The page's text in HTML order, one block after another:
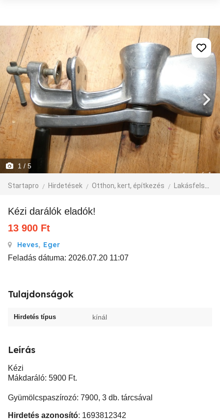
1 / 5
Startapro Hirdetések Otthon, kert, építkezés Lakásfelszerelés
Kézi darálók eladók!
13 900 Ft
Heves, Eger
Feladás dátuma: 2026.07.20 11:07
Tulajdonságok
Hirdetés típus kínál
Leírás
Kézi
Mákdaráló: 5900 Ft.
Gyümölcspaszírozó: 7900, 3 db. tárcsával
Hirdetés azonosító: 1693812342